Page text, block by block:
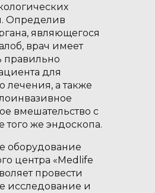
Определив
являющегося
врач имеет
правильно
для
лечения, а также
вмешательство с
же эндоскопа.
оборудование
центра «Medlife
провести
исследование и